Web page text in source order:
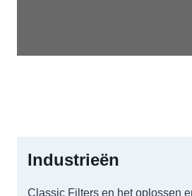
Industrieën
Classic Filters en het oplossen